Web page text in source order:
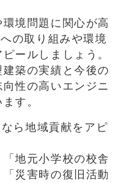
境問題に関心が高
の取り組みや環境
ールしましょう。
築の実績と今後の
性の高いエンジニ
す。
ら地域貢献をアピ
「地元小学校の校舎
災害時の復旧活動